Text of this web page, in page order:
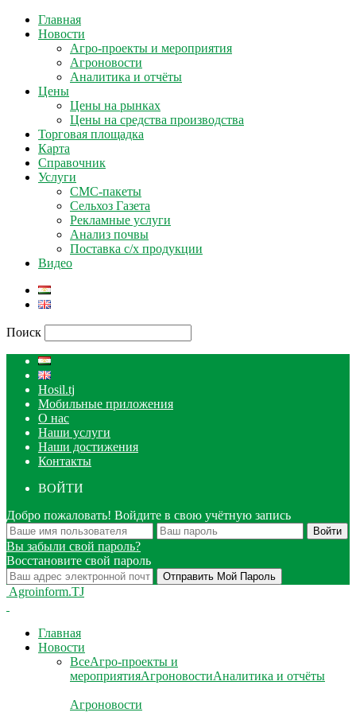
Главная
Новости
Агро-проекты и мероприятия
Агроновости
Аналитика и отчёты
Цены
Цены на рынках
Цены на средства производства
Торговая площадка
Карта
Справочник
Услуги
СМС-пакеты
Сельхоз Газета
Рекламные услуги
Анализ почвы
Поставка с/х продукции
Видео
Поиск
Hosil.tj
Мобильные приложения
О нас
Наши услуги
Наши достижения
Контакты
ВОЙТИ
Добро пожаловать! Войдите в свою учётную запись
Вы забыли свой пароль?
Восстановите свой пароль
Agroinform.TJ
Главная
Новости
ВсеАгро-проекты и
мероприятияАгроновостиАналитика и отчёты
Агроновости